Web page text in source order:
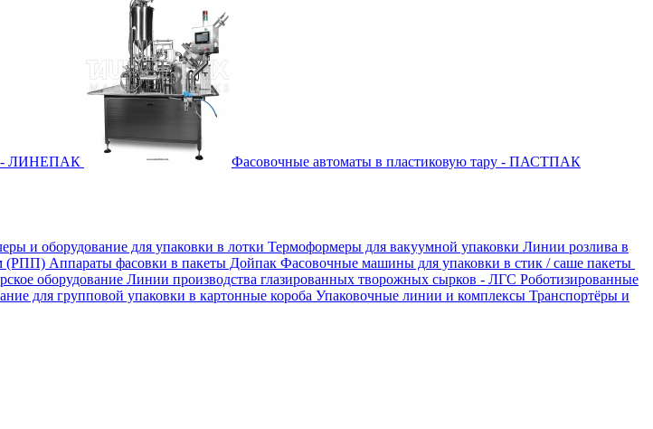
- ЛИНЕПАК Фасовочные автоматы в пластиковую тару - ПАСТПАК
и оборудование для упаковки в лотки Термоформеры для вакуумной упаковки Линии розлива в
(РПП) Аппараты фасовки в пакеты Дойпак Фасовочные машины для упаковки в стик / саше пакеты
оборудование Линии производства глазированных творожных сырков - ЛГС Роботизированные
для групповой упаковки в картонные короба Упаковочные линии и комплексы Транспортёры и